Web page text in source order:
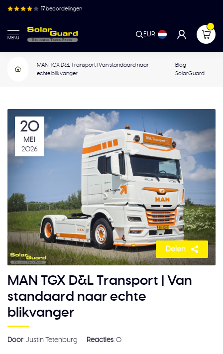
17 beoordelingen
MENU
EUR
MAN TGX D&L Transport | Van standaard naar
echte blikvanger
Blog
SolarGuard
20
MEI
2026
Delen
MAN TGX D&L Transport | Van
standaard naar echte
blikvanger
Door: Justin Tetenburg Reacties: 0